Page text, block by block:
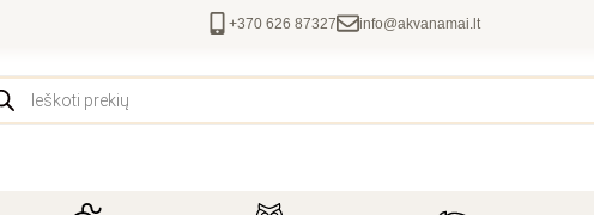
+370 626 87327 info@akvanamai.lt